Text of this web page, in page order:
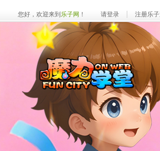
您好，欢迎来到 乐子网 ！ 请登录 注册乐